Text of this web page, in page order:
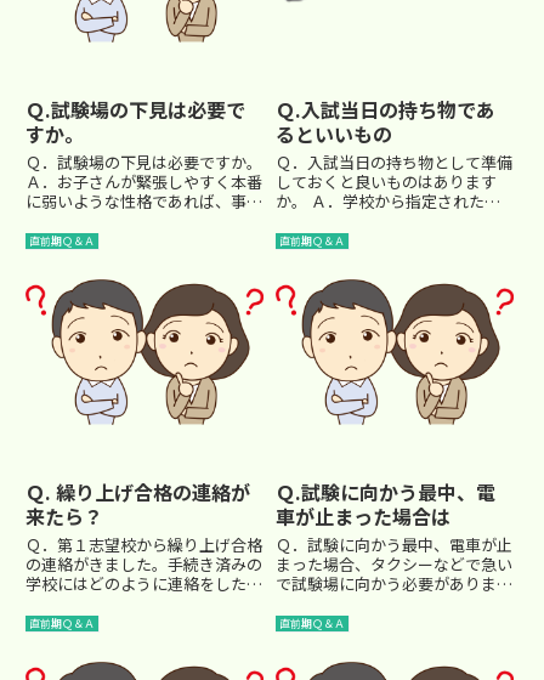
Ｑ.試験場の下見は必要で
すか。
Ｑ．試験場の下見は必要ですか。
Ａ．お子さんが緊張しやすく本番
に弱いような性格であれば、事前
う。少しでも見慣れた行動をする
とができます。 また、大人の側
が実際に本番の日に連れていく際
に...
Ｑ.入試当日の持ち物であ
るといいもの
Ｑ．入試当日の持ち物として準備
しておくと良いものはあります
か。 Ａ．学校から指定された物
いでしょう１．受験票のコピー
役立ちます。くれぐれも受験票と
同じところには入れないようにし
て...
直前期Ｑ＆Ａ
Ｑ. 繰り上げ合格の連絡が
来たら？
Ｑ．第１志望校から繰り上げ合格
の連絡がきました。手続き済みの
学校にはどのように連絡をしたら
望校から合格の通知をいただいた
け早く連絡をしてください。 そ
直前期Ｑ＆Ａ
Ｑ.試験に向かう最中、電
車が止まった場合は
Ｑ．試験に向かう最中、電車が止
まった場合、タクシーなどで急い
で試験場に向かう必要があります
な事情でない限り、学校は遅れに
も待たされる場合が多いので、家
直前期Ｑ＆Ａ 直前期Ｑ＆Ａ